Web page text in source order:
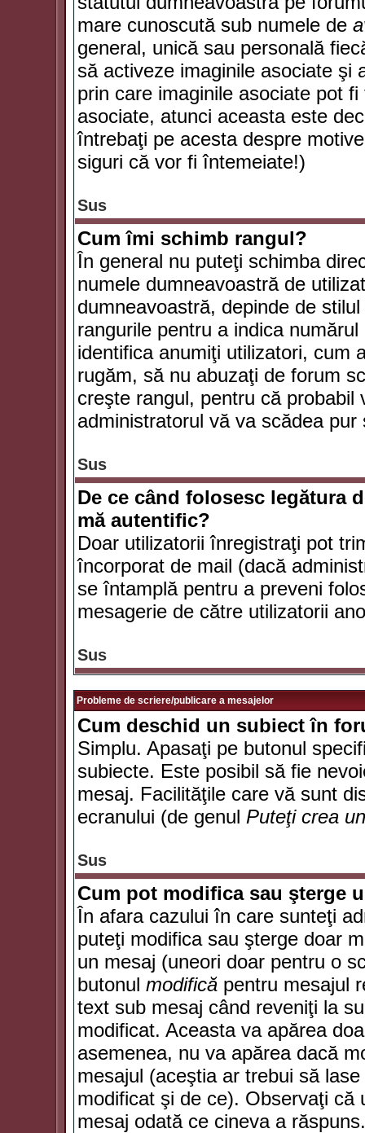
mare cunoscută sub numele de
general, unică sau personală
să activeze imaginile asociate şi
prin care imaginile asociate pot
asociate, atunci aceasta este
întrebaţi pe acesta despre
siguri că vor fi întemeiate!)
Sus
Cum îmi schimb rangul?
În general nu puteţi schimba
numele dumneavoastră de
dumneavoastră, depinde de
rangurile pentru a indica
identifica anumiţi utilizatori, cum
rugăm, să nu abuzaţi de forum
creşte rangul, pentru că
administratorul vă va scădea
Sus
De ce când folosesc legătura
mă autentific?
Doar utilizatorii înregistraţi pot
încorporat de mail (dacă
se întamplă pentru a preveni
mesagerie de către utilizatorii
Sus
Probleme de scriere/publicare a mesajelor
Cum deschid un subiect în
Simplu. Apasaţi pe butonul
subiecte. Este posibil să fie
mesaj. Facilităţile care vă sunt
ecranului (de genul Puteţi crea
Sus
Cum pot modifica sau şterge
În afara cazului în care sunteţi
puteţi modifica sau şterge doar
un mesaj (uneori doar pentru o
butonul modifică pentru mesajul
text sub mesaj când reveniţi la
modificat. Aceasta va apărea
asemenea, nu va apărea dacă
mesajul (aceştia ar trebui să
modificat şi de ce). Observaţi că
mesaj odată ce cineva a răspuns.